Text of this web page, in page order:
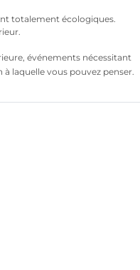
totalement écologiques.
événements nécessitant
laquelle vous pouvez penser.